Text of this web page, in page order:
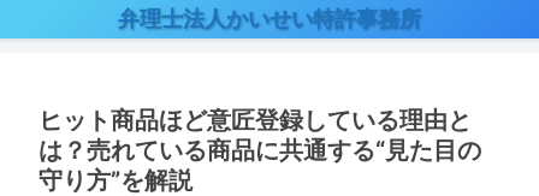
弁理士法人かいせい特許事務所
ヒット商品ほど意匠登録している理由と
は？売れている商品に共通する“見た目の
守り方”を解説